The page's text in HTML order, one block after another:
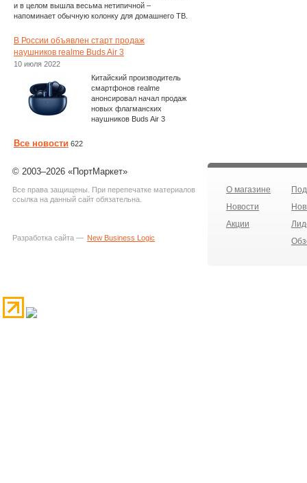
и в целом вышла весьма нетипичной –
напоминает обычную колонку для домашнего ТВ.
В России объявлен старт продаж
наушников realme Buds Air 3
10 июля 2022
Китайский производитель
смартфонов realme
анонсировал начал продаж
новых флагманских
наушников Buds Air 3
Все новости 622
© 2003–2026 «ПортМаркет»
Все права защищены. При перепечатке материалов
ссылка на данный сайт обязательна.
Разработка сайта — New Business Logic
О магазине
Новости
Акции